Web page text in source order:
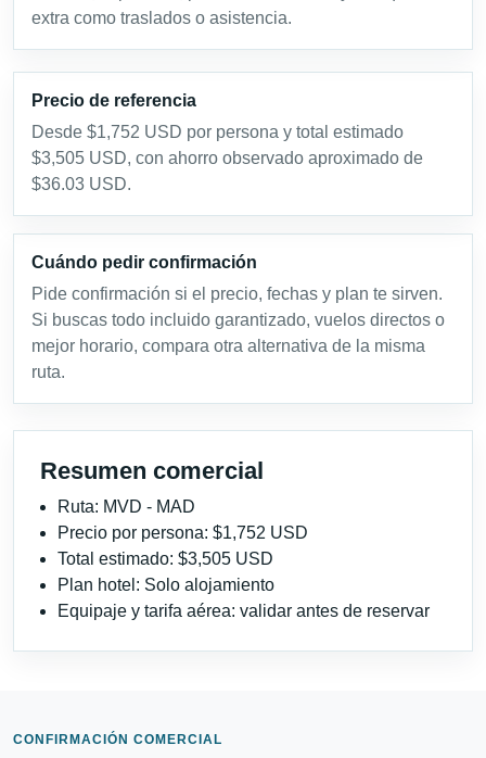
extra como traslados o asistencia.
Precio de referencia
Desde $1,752 USD por persona y total estimado
$3,505 USD, con ahorro observado aproximado de
$36.03 USD.
Cuándo pedir confirmación
Pide confirmación si el precio, fechas y plan te sirven.
Si buscas todo incluido garantizado, vuelos directos o
mejor horario, compara otra alternativa de la misma
ruta.
Resumen comercial
Ruta: MVD - MAD
Precio por persona: $1,752 USD
Total estimado: $3,505 USD
Plan hotel: Solo alojamiento
Equipaje y tarifa aérea: validar antes de reservar
CONFIRMACIÓN COMERCIAL